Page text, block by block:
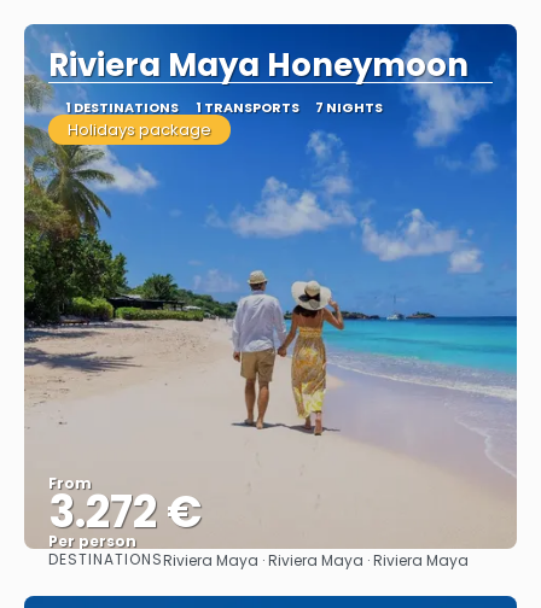
Riviera Maya Honeymoon
1 DESTINATIONS 1 TRANSPORTS 7 NIGHTS
Holidays package
From
3.272 €
Per person
See
DESTINATIONSRiviera Maya · Riviera Maya · Riviera Maya